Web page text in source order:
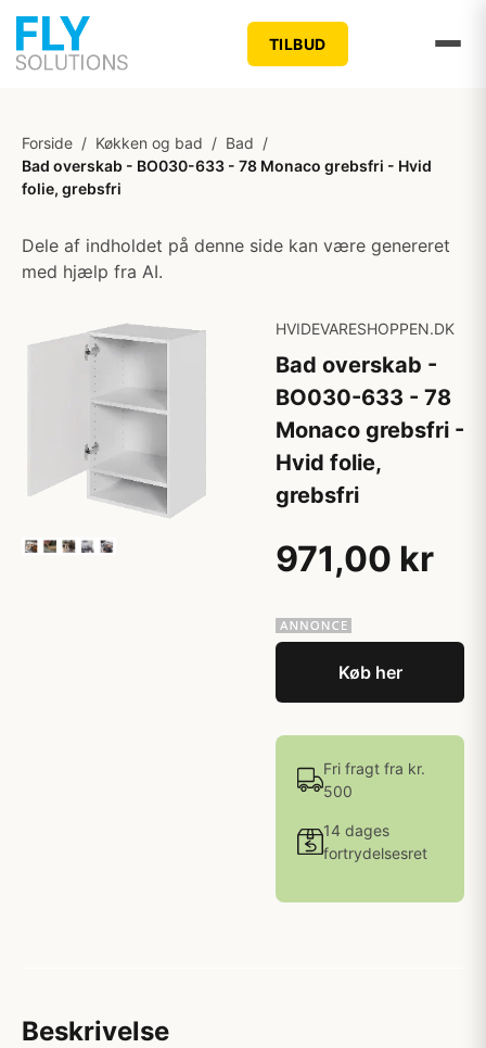
TILBUD
Forside / Køkken og bad / Bad /
Bad overskab - BO030-633 - 78 Monaco grebsfri - Hvid
folie, grebsfri
Dele af indholdet på denne side kan være genereret
med hjælp fra AI.
HVIDEVARESHOPPEN.DK
Bad overskab -
BO030-633 - 78
Monaco grebsfri -
Hvid folie,
grebsfri
971,00 kr
Køb her
Fri fragt fra kr.
500
14 dages
fortrydelsesret
Beskrivelse